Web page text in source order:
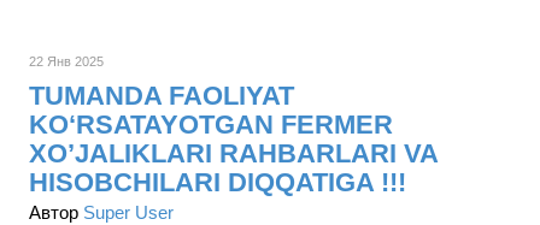
22 Янв 2025
TUMANDA FAOLIYAT
KO‘RSATAYOTGAN FERMER
XO’JALIKLARI RAHBARLARI VA
HISOBCHILARI DIQQATIGA !!!
Автор Super User